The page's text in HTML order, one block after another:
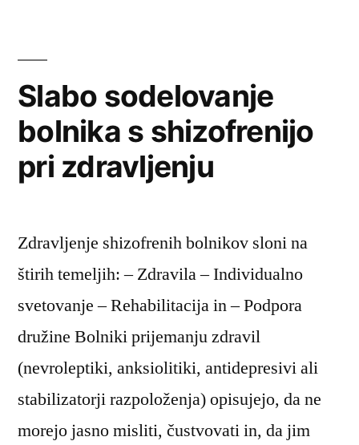
Slabo sodelovanje
bolnika s shizofrenijo
pri zdravljenju
Zdravljenje shizofrenih bolnikov sloni na
štirih temeljih: – Zdravila – Individualno
svetovanje – Rehabilitacija in – Podpora
družine Bolniki prijemanju zdravil
(nevroleptiki, anksiolitiki, antidepresivi ali
stabilizatorji razpoloženja) opisujejo, da ne
morejo jasno misliti, čustvovati in, da jim